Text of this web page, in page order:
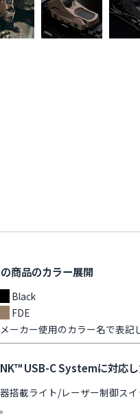
商品のカラー展開
Black
FDE
ーカー使用のカラー名で表記
USB-C Systemに対応
搭載ライト/レーザー制御ス